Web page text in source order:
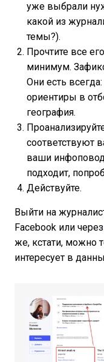
уже выбрали
какой из
темы?).
Прочтите все
минимум.
Они есть
ориентиры в
география.
соответствуют
ваши
подходит,
Действуйте.
Выйти на
Facebook или через
же, кстати, можно
интересует в